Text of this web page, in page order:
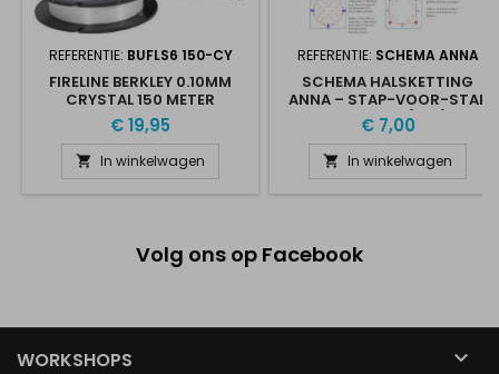
REFERENTIE: BUFLS6 150-CY
FIRELINE BERKLEY 0.10MM
CRYSTAL 150 METER
€ 19,95
 In winkelwagen
REFERENTIE: SCHEMA ANNA
SCHEMA HALSKETTING
ANNA – STAP-VOOR-STAP
PATROON (PDF)
€ 7,00
 In winkelwagen
Volg ons op Facebook
WORKSHOPS 